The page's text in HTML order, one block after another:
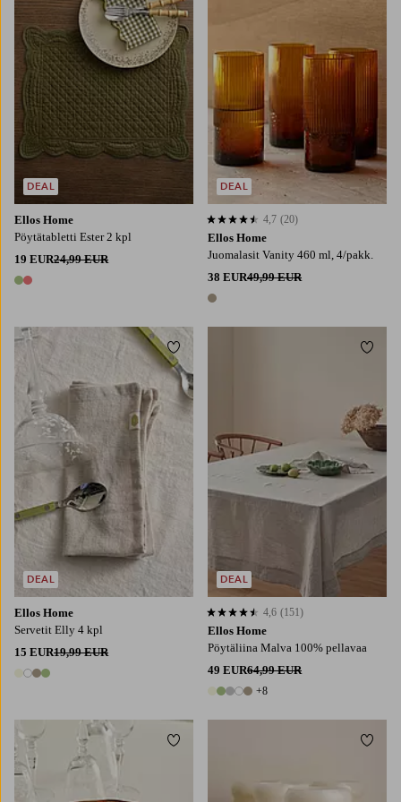
Ellos Home
Pöytätabletti Ester 2 kpl
19 EUR24,99 EUR
2 värejä
DEAL
Ellos Home
Juomalasit Vanity 460 ml, 4/pakk.
38 EUR49,99 EUR
1 väri
4,7 perustuen 20 arvosanaan
4,7 (20)
DEAL
Ellos Home
Servetit Elly 4 kpl
15 EUR19,99 EUR
4 värejä
DEAL
Lisää suosikkeihin
Ellos Home
Pöytäliina Malva 100% pellavaa
49 EUR64,99 EUR
13 värejä
+8
4,6 perustuen 151 arvosanaan
4,6 (151)
DEAL
Lisää suosikkeihin